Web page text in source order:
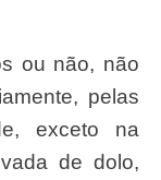
pelas
exceto na
de dolo,